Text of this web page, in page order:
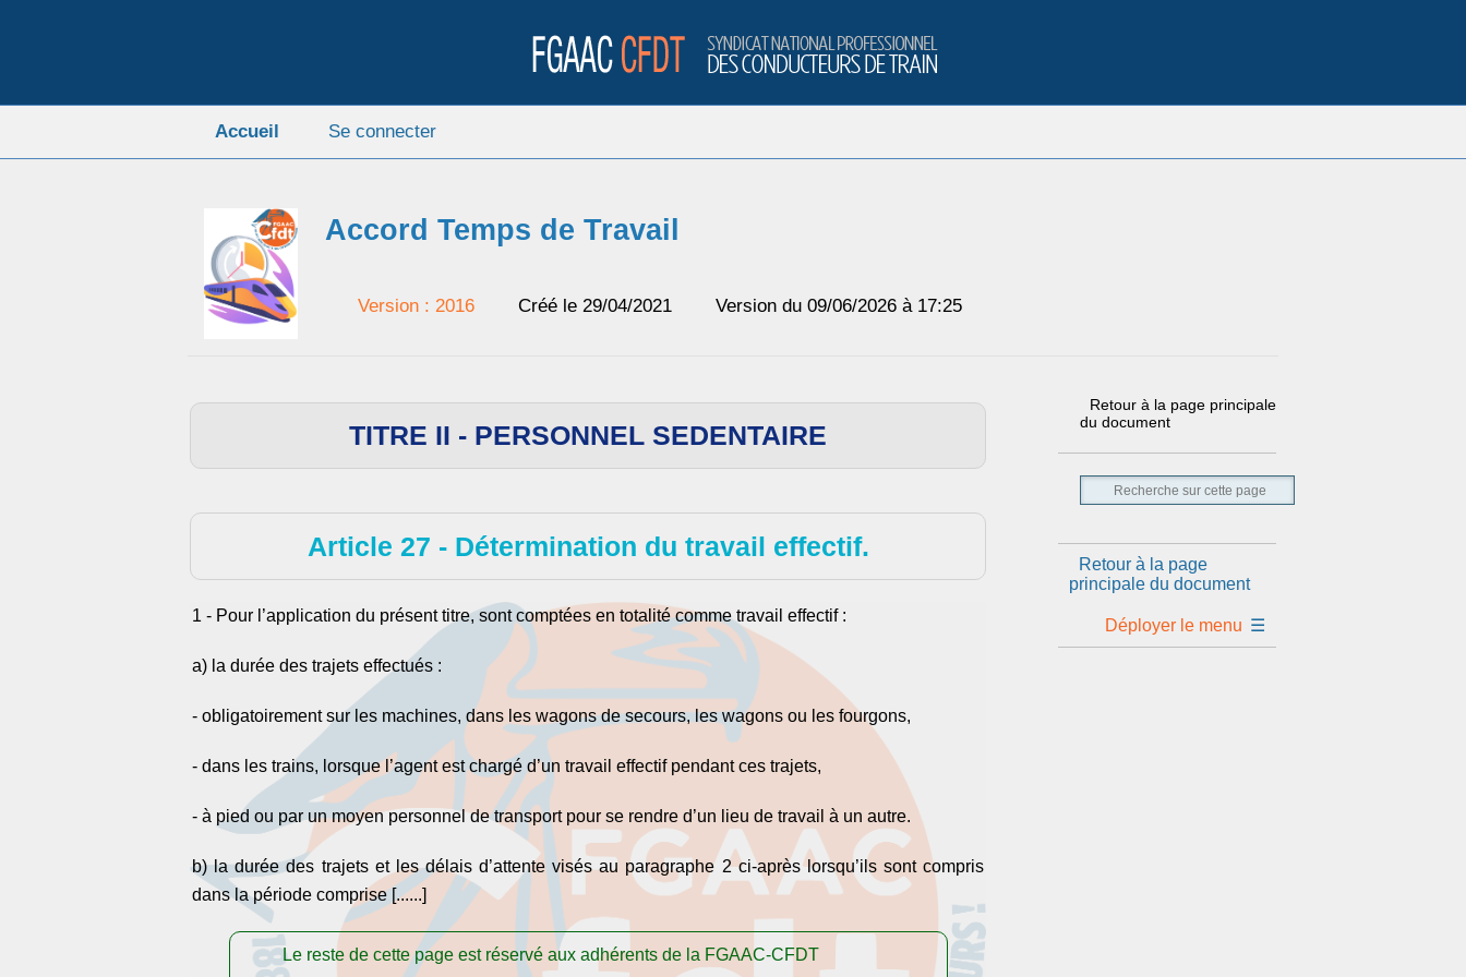
Accueil Se connecter
Accord Temps de Travail
Version : 2016 Créé le 29/04/2021 Version du 09/06/2026 à 17:25
Retour à la page principale
du document
Retour à la page
principale du document
Déployer le menu ☰
TITRE II - PERSONNEL SEDENTAIRE
Article 27 - Détermination du travail effectif.
1 - Pour l’application du présent titre, sont comptées en totalité comme travail effectif :
a) la durée des trajets effectués :
- obligatoirement sur les machines, dans les wagons de secours, les wagons ou les fourgons,
- dans les trains, lorsque l’agent est chargé d’un travail effectif pendant ces trajets,
- à pied ou par un moyen personnel de transport pour se rendre d’un lieu de travail à un autre.
b) la durée des trajets et les délais d’attente visés au paragraphe 2 ci-après lorsqu’ils sont compris
dans la période comprise [......]
Le reste de cette page est réservé aux adhérents de la FGAAC-CFDT